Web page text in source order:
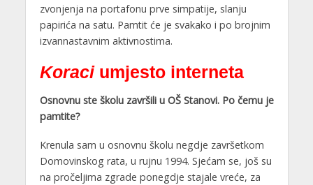
zvonjenja na portafonu prve simpatije, slanju
papirića na satu. Pamtit će je svakako i po brojnim
izvannastavnim aktivnostima.
Koraciumjesto interneta
Osnovnu ste školu završili u OŠ Stanovi. Po čemu je
pamtite?
Krenula sam u osnovnu školu negdje završetkom
Domovinskog rata, u rujnu 1994. Sjećam se, još su
na pročeljima zgrade ponegdje stajale vreće, za